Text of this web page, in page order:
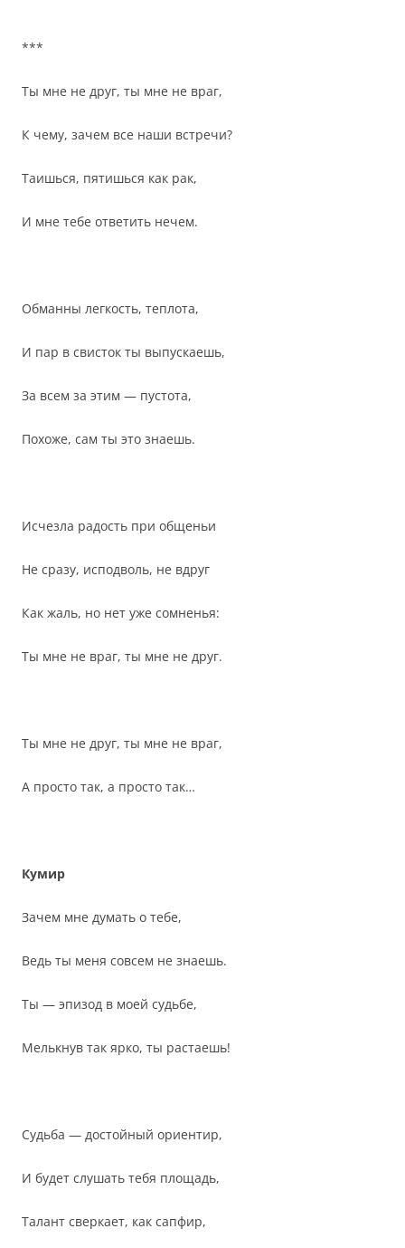
***
Ты мне не друг, ты мне не враг,
К чему, зачем все наши встречи?
Таишься, пятишься как рак,
И мне тебе ответить нечем.
Обманны легкость, теплота,
И пар в свисток ты выпускаешь,
За всем за этим — пустота,
Похоже, сам ты это знаешь.
Исчезла радость при общеньи
Не сразу, исподволь, не вдруг
Как жаль, но нет уже сомненья:
Ты мне не враг, ты мне не друг.
Ты мне не друг, ты мне не враг,
А просто так, а просто так…
Кумир
Зачем мне думать о тебе,
Ведь ты меня совсем не знаешь.
Ты — эпизод в моей судьбе,
Мелькнув так ярко, ты растаешь!
Судьба — достойный ориентир,
И будет слушать тебя площадь,
Талант сверкает, как сапфир,